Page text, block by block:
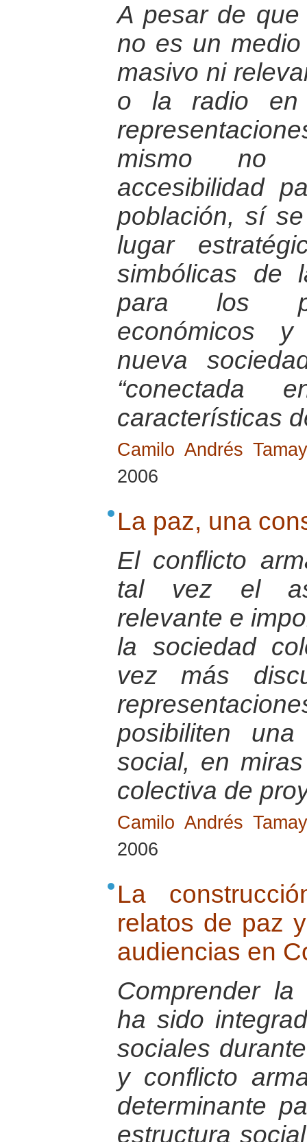
A pesar de que
no es un
masivo ni
o la radio en
mismo no
accesibilidad
población, sí
lugar
simbólicas de
para los
económicos
nueva
características
Camilo Andrés
2006
La paz, una
El conflicto
tal vez el
relevante e
la sociedad
vez más
posibiliten
social, en
colectiva de
Camilo Andrés
2006
La
relatos de paz
audiencias en
Comprender
ha sido
sociales
y conflicto
determinante
estructura